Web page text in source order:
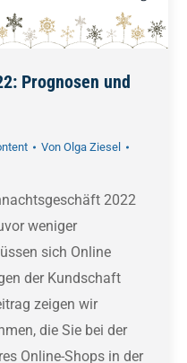
Prognosen und
Von Olga Ziesel
2022
weniger
sich Online
der Kundschaft
zeigen wir
die Sie bei der
Online-Shops in der